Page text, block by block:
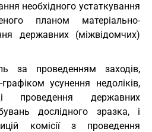
необхідного устаткування
планом матеріально-
державних (міжвідомчих)
за проведенням заходів,
усунення недоліків,
проведення державних
дослідного зразка, і
комісії з проведення